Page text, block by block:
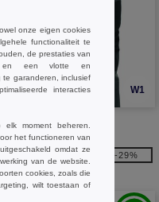
W1
-29%
onze eigen cookies
functionaliteit te
de prestaties van
en een vlotte en
te garanderen, inclusief
interacties
moment beheren.
het functioneren van
omdat ze
van de website.
cookies, zoals die
wilt toestaan of